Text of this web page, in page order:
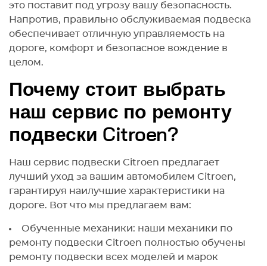
это поставит под угрозу вашу безопасность.
Напротив, правильно обслуживаемая подвеска
обеспечивает отличную управляемость на
дороге, комфорт и безопасное вождение в
целом.
Почему стоит выбрать
наш сервис по ремонту
подвески Citroen?
Наш сервис подвески Citroen предлагает
лучший уход за вашим автомобилем Citroen,
гарантируя наилучшие характеристики на
дороге. Вот что мы предлагаем вам:
Обученные механики: наши механики по
ремонту подвески Citroen полностью обучены
ремонту подвески всех моделей и марок